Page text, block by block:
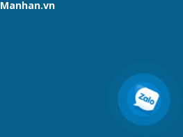
Manhan.vn